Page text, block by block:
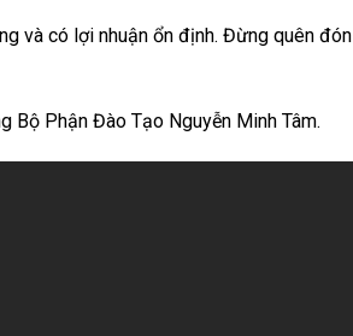
và có lợi nhuận ổn định. Đừng quên đón
Bộ Phận Đào Tạo Nguyễn Minh Tâm.